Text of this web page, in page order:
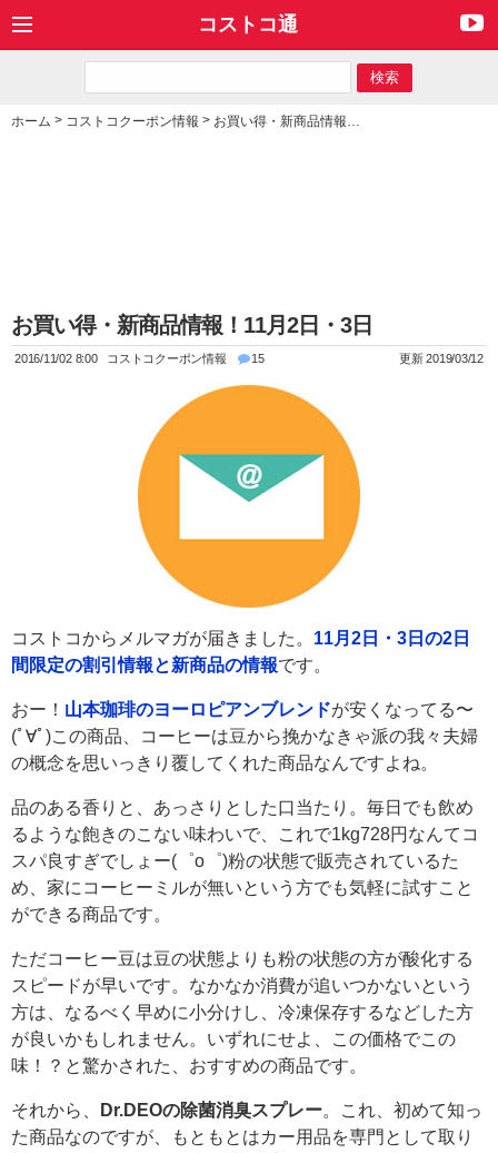
コストコ通
ホーム > コストコクーポン情報 > お買い得・新商品情報！11月2日・3日
お買い得・新商品情報！11月2日・3日
2016/11/02 8:00 コストコクーポン情報 15 更新 2019/03/12
コストコからメルマガが届きました。 11月2日・3日の2日
間限定の割引情報と新商品の情報です。
おー！ 山本珈琲のヨーロピアンブレンドが安くなってる〜
(ﾟ∀ﾟ)この商品、コーヒーは豆から挽かなきゃ派の我々夫婦
の概念を思いっきり覆してくれた商品なんですよね。
品のある香りと、あっさりとした口当たり。毎日でも飲め
るような飽きのこない味わいで、これで1kg728円なんてコ
スパ良すぎでしょー(゜o゜)粉の状態で販売されているた
め、家にコーヒーミルが無いという方でも気軽に試すこと
ができる商品です。
ただコーヒー豆は豆の状態よりも粉の状態の方が酸化する
スピードが早いです。なかなか消費が追いつかないという
方は、なるべく早めに小分けし、冷凍保存するなどした方
が良いかもしれません。いずれにせよ、この価格でこの
味！？と驚かされた、おすすめの商品です。
それから、 Dr.DEOの除菌消臭スプレー。これ、初めて知っ
た商品なのですが、もともとはカー用品を専門として取り